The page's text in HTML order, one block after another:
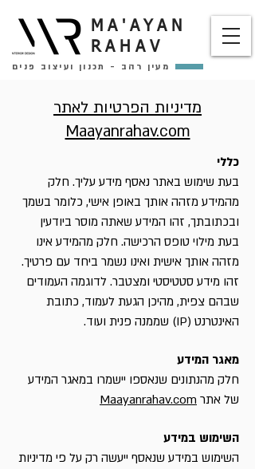
MA'AYAN
RAHAV
מעין רהב - תכנון ועיצוב פנים
מדיניות הפרטיות לאתר
Maayanrahav.com
כללי
בעת שימוש באתר נאסף מידע עליך. חלק
מהמידע מזהה אותך באופן אישי, כלומר בשמך
ובכתובתך, זהו המידע שאתה מוסר ביודעין
בעת מילוי טופס הרכישה. חלק מהמידע אינו
מזהה אותך אישית ואינו נשמר ביחד עם פרטיך.
זהו מידע סטטיסטי ומצטבר. לדוגמה העמודים
שבהם צפית, מהיכן הגעת לעמוד, כתובת
האינטרנט (IP) שממנה פנית ועוד.
מאגר המידע
חלק מהנתונים שנאספו יישמרו במאגר המידע
של אתר Maayanrahav.com
השימוש במידע
השימוש במידע שנאסף ייעשה רק על פי מדיניות